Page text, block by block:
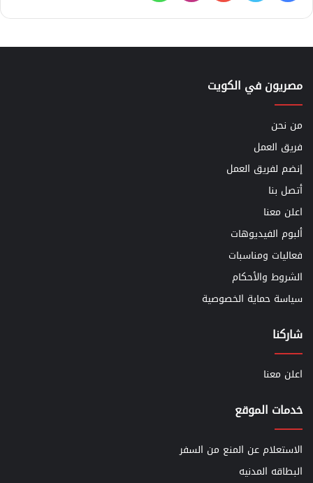
مصريون في الكويت
من نحن
فريق العمل
إنضم لفريق العمل
أتصل بنا
اعلن معنا
ألبوم الفيديوهات
فعاليات ومناسبات
الشروط والأحكام
سياسة حماية الخصوصية
شاركنا
اعلن معنا
خدمات الموقع
الاستعلام عن المنع من السفر
البطاقه المدنيه